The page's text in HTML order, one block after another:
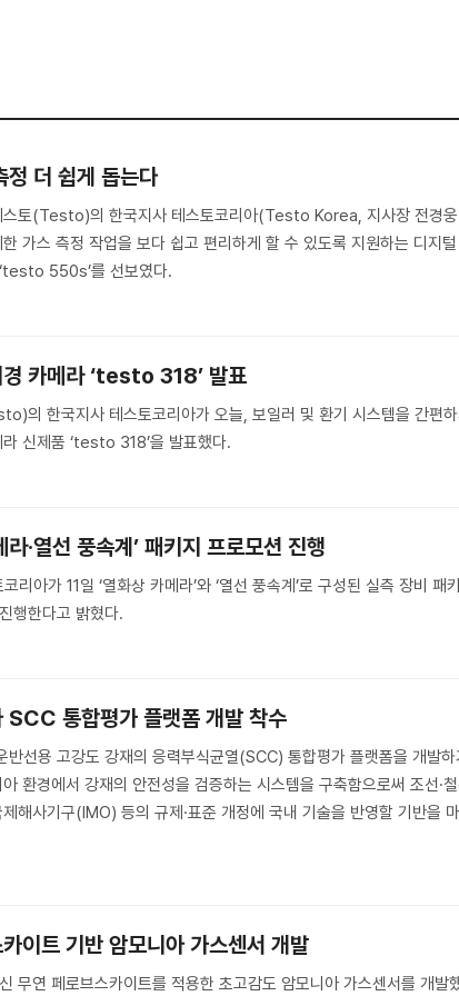
정 더 쉽게 돕는다
스토(Testo)의 한국지사 테스토코리아(Testo Korea, 지사장 전경
가스 측정 작업을 보다 쉽고 편리하게 할 수 있도록 지원하는 디지털
550s’를 선보였다.
경 카메라 ‘testo 318’ 발표
의 한국지사 테스토코리아가 오늘, 보일러 및 환기 시스템을 간편
신제품 ‘testo 318’을 발표했다.
·열선 풍속계’ 패키지 프로모션 진행
아가 11일 ‘열화상 카메라’와 ‘열선 풍속계’로 구성된 실측 장비 패
행한다고 밝혔다.
SCC 통합평가 플랫폼 개발 착수
반선용 고강도 강재의 응력부식균열(SCC) 통합평가 플랫폼을 개발
환경에서 강재의 안전성을 검증하는 시스템을 구축함으로써 조선·
해사기구(IMO) 등의 규제·표준 개정에 국내 기술을 반영할 기반을
이트 기반 암모니아 가스센서 개발
무연 페로브스카이트를 적용한 초고감도 암모니아 가스센서를 개발